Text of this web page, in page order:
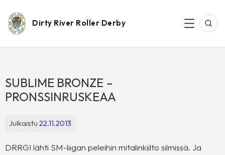
content
Dirty River Roller Derby
MENU
SUBLIME BRONZE –
PRONSSINRUSKEAA
Julkaistu22.11.2013
DRRG! lähti SM-liigan peleihin mitalinkiilto silmissä. Ja